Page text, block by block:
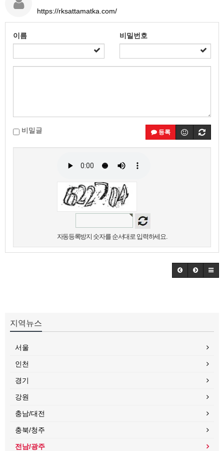
https://rksattamatka.com/
이름 비밀번호
등록
비밀글
자동등록방지 숫자를 순서대로 입력하세요.
지역뉴스
서울
인천
경기
강원
충남/대전
충북/청주
전남/광주